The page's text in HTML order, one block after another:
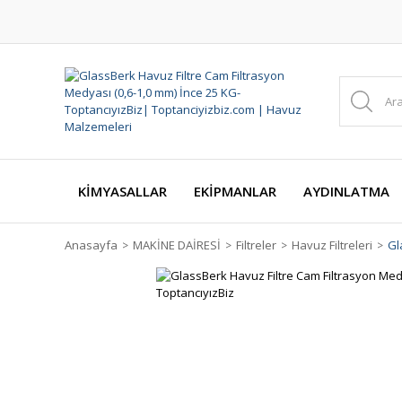
KİMYASALLAR EKİPMANLAR AYDINLATMA
Anasayfa MAKİNE DAİRESİ Filtreler Havuz Filtreleri